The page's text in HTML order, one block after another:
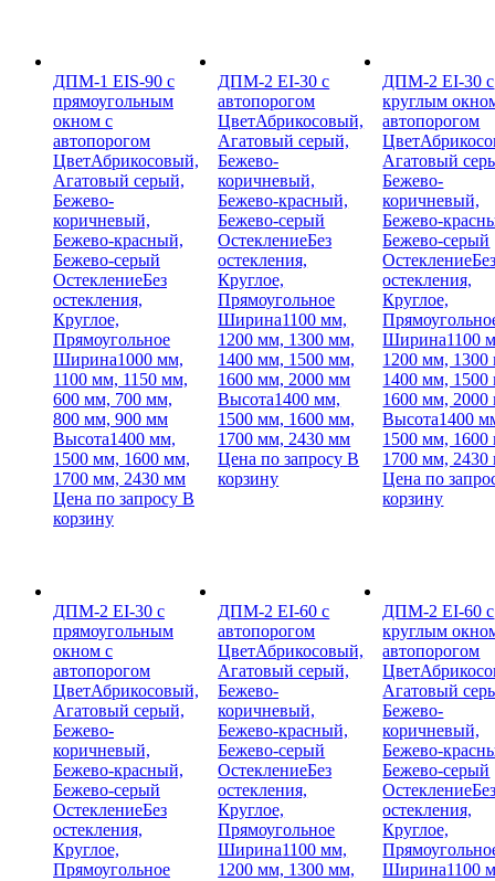
ДПМ-1 EIS-90 с
прямоугольным
окном с
автопорогом
ЦветАбрикосовый,
Агатовый серый,
Бежево-
коричневый,
Бежево-красный,
Бежево-серый
ОстеклениеБез
остекления,
Круглое,
Прямоугольное
Ширина1000 мм,
1100 мм, 1150 мм,
600 мм, 700 мм,
800 мм, 900 мм
Высота1400 мм,
1500 мм, 1600 мм,
1700 мм, 2430 мм
Цена по запросу В
корзину
ДПМ-2 EI-30 с
автопорогом
ЦветАбрикосовый,
Агатовый серый,
Бежево-
коричневый,
Бежево-красный,
Бежево-серый
ОстеклениеБез
остекления,
Круглое,
Прямоугольное
Ширина1100 мм,
1200 мм, 1300 мм,
1400 мм, 1500 мм,
1600 мм, 2000 мм
Высота1400 мм,
1500 мм, 1600 мм,
1700 мм, 2430 мм
Цена по запросу В
корзину
ДПМ-2 EI-30 с
круглым
автопорогом
Цвет
Агатовый
Бежево-
коричневый,
Бежево-
Бежево-серый
Остекление
остекления,
Круглое,
Ширина1100
1200 мм, 1300
1400 мм, 1500
1600 мм,
Высота1400
1500 мм, 1600
1700 мм,
Цена по
корзину
ДПМ-2 EI-30 с
прямоугольным
окном с
автопорогом
ЦветАбрикосовый,
Агатовый серый,
Бежево-
коричневый,
Бежево-красный,
Бежево-серый
ОстеклениеБез
остекления,
Круглое,
Прямоугольное
ДПМ-2 EI-60 с
автопорогом
ЦветАбрикосовый,
Агатовый серый,
Бежево-
коричневый,
Бежево-красный,
Бежево-серый
ОстеклениеБез
остекления,
Круглое,
Прямоугольное
Ширина1100 мм,
1200 мм, 1300 мм,
ДПМ-2 EI-60 с
круглым
автопорогом
Цвет
Агатовый
Бежево-
коричневый,
Бежево-
Бежево-серый
Остекление
остекления,
Круглое,
Ширина1100